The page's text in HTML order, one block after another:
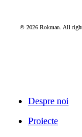
© 2026 Rokman. All
Despre noi
Proiecte